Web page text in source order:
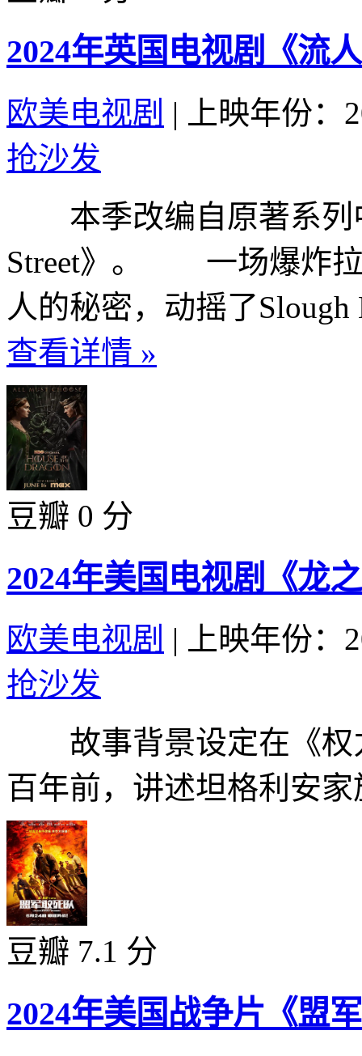
2024年英国电视剧《流
欧美电视剧 |
上映年份：
抢沙发
本季改编自原著系列
Street》。 一场爆炸拉
人的秘密，动摇了
查看详情 »
豆瓣 0 分
2024年美国电视剧《龙
欧美电视剧 |
上映年份：
抢沙发
故事背景设定在《权
百年前，讲述坦格利安
豆瓣 7.1 分
2024年美国战争片《盟